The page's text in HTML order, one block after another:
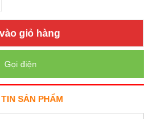
giỏ hàng
Gọi điện
SẢN PHẨM